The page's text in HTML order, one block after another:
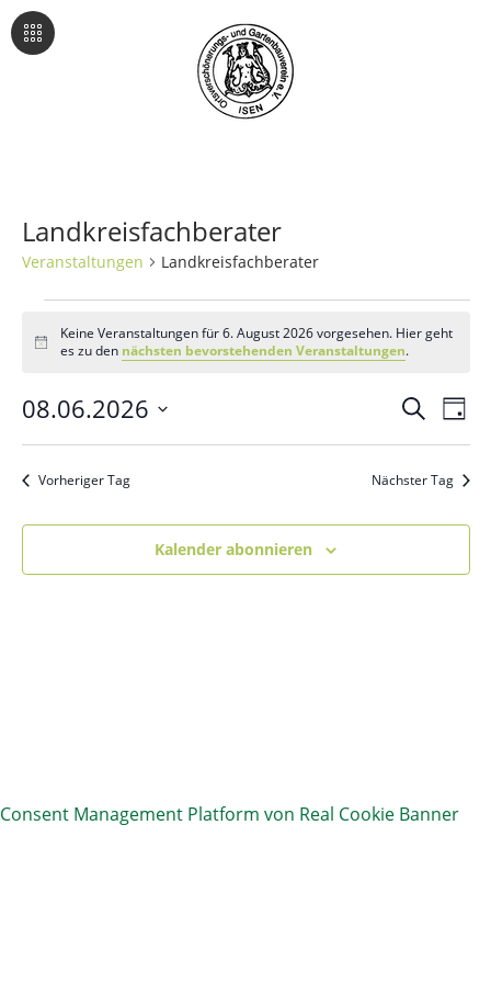
Landkreisfachberater
Veranstaltungen Landkreisfachberater
Veranstaltungen
für
6.
August
2026
Hinweis
Keine Veranstaltungen für 6. August 2026 vorgesehen. Hier geht
es zu den nächsten bevorstehenden Veranstaltungen.
und
SucheTag
08.06.2026
Datum
Vorheriger Tag Nächster Tag
Kalender abonnieren
Consent Management Platform von Real Cookie Banner